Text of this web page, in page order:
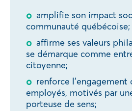
amplifie son impact
communauté québécoise;
affirme ses valeurs
se démarque comme
citoyenne;
renforce l’engagement
employés, motivés par
porteuse de sens;